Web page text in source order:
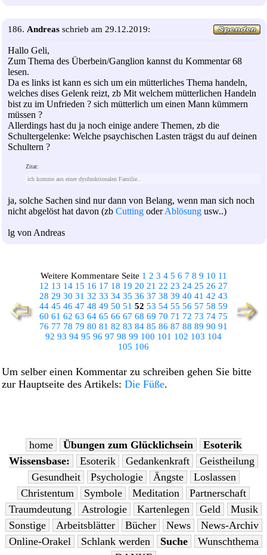
186. Andreas schrieb am 29.12.2019:
Hallo Geli,
Zum Thema des Überbein/Ganglion kannst du Kommentar 68
lesen.
Da es links ist kann es sich um ein mütterliches Thema handeln,
welches dises Gelenk reizt, zb Mit welchem mütterlichen Handeln
bist zu im Unfrieden ? sich mütterlich um einen Mann kümmern
müssen ?
Allerdings hast du ja noch einige andere Themen, zb die
Schultergelenke: Welche psaychischen Lasten trägst du auf deinen
Schultern ?
Zitat:
ich komme aus einer dysfunktionalen Familie..
ja, solche Sachen sind nur dann von Belang, wenn man sich noch
nicht abgelöst hat davon (zb Cutting oderAblösung usw..)
lg von Andreas
Weitere Kommentare Seite 1 2 3 4 5 6 7 8 9 10 11
12 13 14 15 16 17 18 19 20 21 22 23 24 25 26 27
28 29 30 31 32 33 34 35 36 37 38 39 40 41 42 43
44 45 46 47 48 49 50 51 52 53 54 55 56 57 58 59
60 61 62 63 64 65 66 67 68 69 70 71 72 73 74 75
76 77 78 79 80 81 82 83 84 85 86 87 88 89 90 91
92 93 94 95 96 97 98 99 100 101 102 103 104
105 106
Um selber einen Kommentar zu schreiben gehen Sie bitte
zur Hauptseite des Artikels: Die Füße.
home Übungen zum Glücklichsein
Esoterik
Wissensbase:
Esoterik Gedankenkraft
Geistheilung
Gesundheit
Psychologie Ängste
Loslassen
Christentum
Symbole Meditation
Partnerschaft
Traumdeutung
Astrologie Kartenlegen Geld
Musik
Sonstige
Arbeitsblätter Bücher News
News-Archiv
Online-Orakel
Schlank werden Suche
Wunschthema